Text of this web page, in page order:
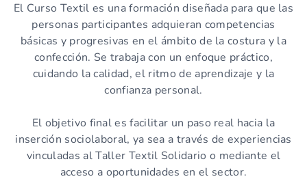
El Curso Textil es una formación diseñada para que las
personas participantes adquieran competencias
básicas y progresivas en el ámbito de la costura y la
confección. Se trabaja con un enfoque práctico,
cuidando la calidad, el ritmo de aprendizaje y la
confianza personal.
El objetivo final es facilitar un paso real hacia la
inserción sociolaboral, ya sea a través de experiencias
vinculadas al Taller Textil Solidario o mediante el
acceso a oportunidades en el sector.